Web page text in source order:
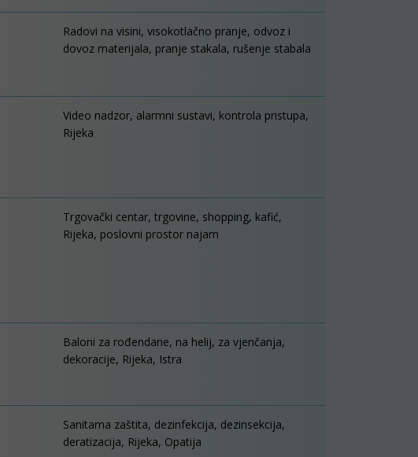
Radovi na visini, visokotlačno pranje, odvoz i
dovoz materijala, pranje stakala, rušenje stabala
Video nadzor, alarmni sustavi, kontrola pristupa,
Rijeka
Trgovački centar, trgovine, shopping, kafić,
Rijeka, poslovni prostor najam
Baloni za rođendane, na helij, za vjenčanja,
dekoracije, Rijeka, Istra
Sanitarna zaštita, dezinfekcija, dezinsekcija,
deratizacija, Rijeka, Opatija